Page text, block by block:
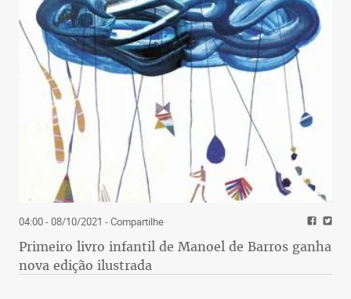
04:00 - 08/10/2021 - Compartilhe
Primeiro livro infantil de Manoel de Barros ganha
nova edição ilustrada